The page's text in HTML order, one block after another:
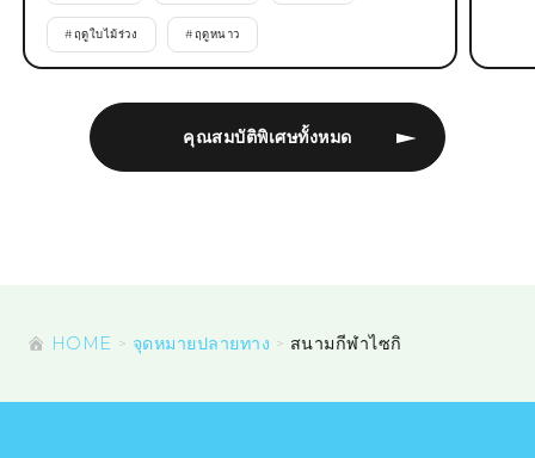
คุณสมบัติพิเศษทั้งหมด
#ฤดูใบไม้ร่วง #ฤดูหนาว
HOME จุดหมายปลายทาง สนามกีฬาไซกิ